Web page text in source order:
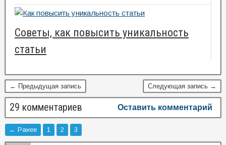
Советы, как повысить уникальность
статьи
← Предыдущая запись Следующая запись →
29 комментариев Оставить комментарий
← Ранее 1 2 3